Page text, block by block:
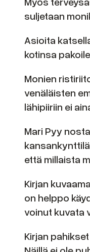
suljetaan
Asioita
kotinsa
Monien
venäläisten
lähipiiriin ei
Mari Pyy
että millaista
Kirjan
on helppo
voinut kuvata
Kirjan